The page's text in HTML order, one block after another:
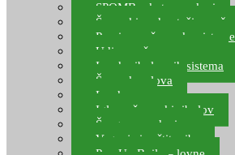
SPOMB rakete, markeri
Šaranski podmetači, mreže
Pernice za šaranske sisteme
Udice za šarana, amura
Izrada ribolovnih sistema
Šaranska olova
Leadcore
Igle za šaranski ribolov
Špage, upredenice
Vaganje i zaštita ribe